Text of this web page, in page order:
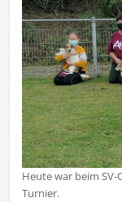
Heute war beim SV-
Turnier.